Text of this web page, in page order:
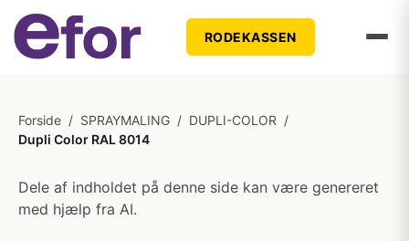
RODEKASSEN
Forside / SPRAYMALING / DUPLI-COLOR /
Dupli Color RAL 8014
Dele af indholdet på denne side kan være genereret
med hjælp fra AI.